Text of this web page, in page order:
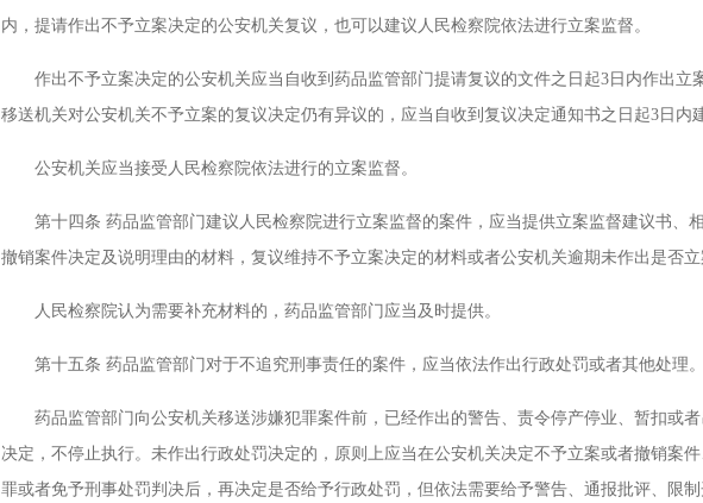
内，提请作出不予立案决定的公安机关复议，也可以建议人民检察院依法进行立案监督。
作出不予立案决定的公安机关应当自收到药品监管部门提请复议的文件之日起3日内作出立
移送机关对公安机关不予立案的复议决定仍有异议的，应当自收到复议决定通知书之日起3日内
公安机关应当接受人民检察院依法进行的立案监督。
第十四条 药品监管部门建议人民检察院进行立案监督的案件，应当提供立案监督建议书、
撤销案件决定及说明理由的材料，复议维持不予立案决定的材料或者公安机关逾期未作出是否立
人民检察院认为需要补充材料的，药品监管部门应当及时提供。
第十五条 药品监管部门对于不追究刑事责任的案件，应当依法作出行政处罚或者其他处理。
药品监管部门向公安机关移送涉嫌犯罪案件前，已经作出的警告、责令停产停业、暂扣或者
决定，不停止执行。未作出行政处罚决定的，原则上应当在公安机关决定不予立案或者撤销案
罪或者免予刑事处罚判决后，再决定是否给予行政处罚，但依法需要给予警告、通报批评、限